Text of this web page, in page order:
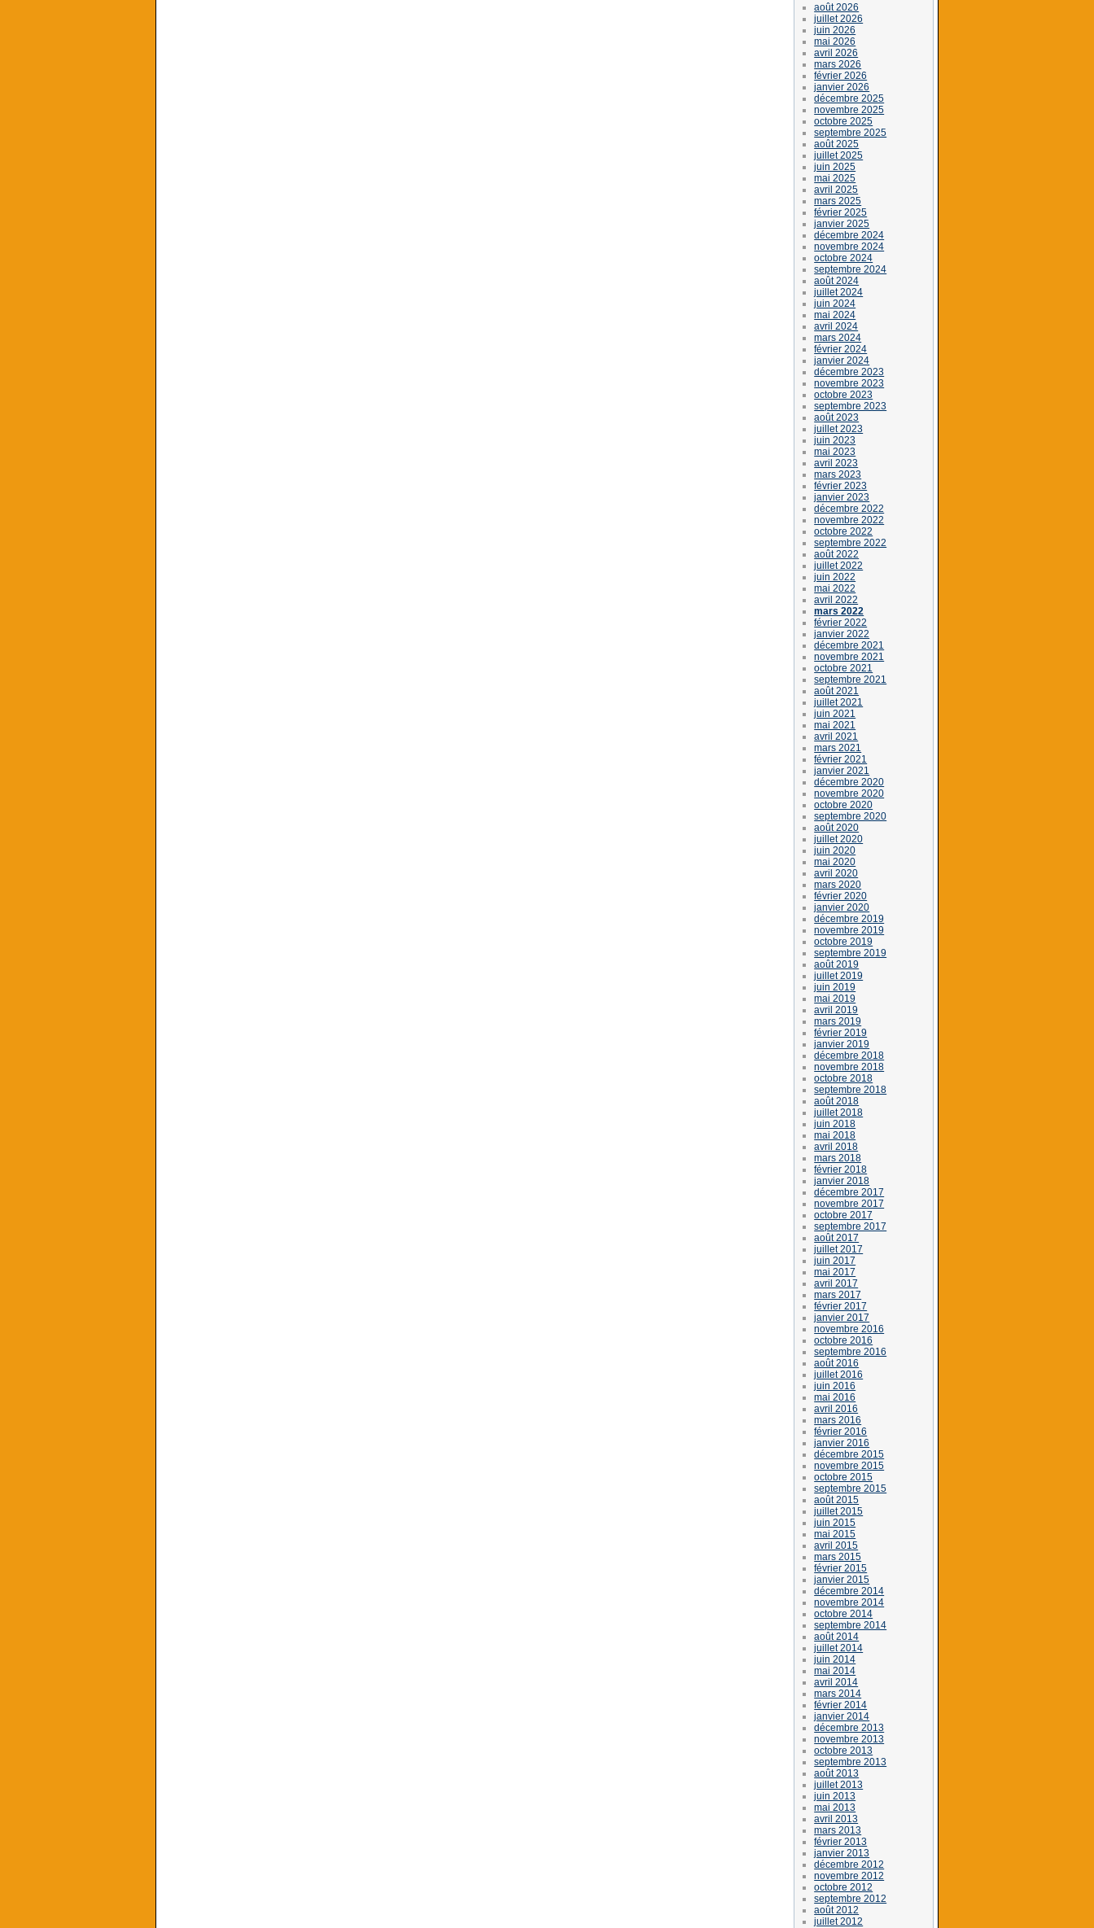
août 2026
juillet 2026
juin 2026
mai 2026
avril 2026
mars 2026
février 2026
janvier 2026
décembre 2025
novembre 2025
octobre 2025
septembre 2025
août 2025
juillet 2025
juin 2025
mai 2025
avril 2025
mars 2025
février 2025
janvier 2025
décembre 2024
novembre 2024
octobre 2024
septembre 2024
août 2024
juillet 2024
juin 2024
mai 2024
avril 2024
mars 2024
février 2024
janvier 2024
décembre 2023
novembre 2023
octobre 2023
septembre 2023
août 2023
juillet 2023
juin 2023
mai 2023
avril 2023
mars 2023
février 2023
janvier 2023
décembre 2022
novembre 2022
octobre 2022
septembre 2022
août 2022
juillet 2022
juin 2022
mai 2022
avril 2022
mars 2022
février 2022
janvier 2022
décembre 2021
novembre 2021
octobre 2021
septembre 2021
août 2021
juillet 2021
juin 2021
mai 2021
avril 2021
mars 2021
février 2021
janvier 2021
décembre 2020
novembre 2020
octobre 2020
septembre 2020
août 2020
juillet 2020
juin 2020
mai 2020
avril 2020
mars 2020
février 2020
janvier 2020
décembre 2019
novembre 2019
octobre 2019
septembre 2019
août 2019
juillet 2019
juin 2019
mai 2019
avril 2019
mars 2019
février 2019
janvier 2019
décembre 2018
novembre 2018
octobre 2018
septembre 2018
août 2018
juillet 2018
juin 2018
mai 2018
avril 2018
mars 2018
février 2018
janvier 2018
décembre 2017
novembre 2017
octobre 2017
septembre 2017
août 2017
juillet 2017
juin 2017
mai 2017
avril 2017
mars 2017
février 2017
janvier 2017
novembre 2016
octobre 2016
septembre 2016
août 2016
juillet 2016
juin 2016
mai 2016
avril 2016
mars 2016
février 2016
janvier 2016
décembre 2015
novembre 2015
octobre 2015
septembre 2015
août 2015
juillet 2015
juin 2015
mai 2015
avril 2015
mars 2015
février 2015
janvier 2015
décembre 2014
novembre 2014
octobre 2014
septembre 2014
août 2014
juillet 2014
juin 2014
mai 2014
avril 2014
mars 2014
février 2014
janvier 2014
décembre 2013
novembre 2013
octobre 2013
septembre 2013
août 2013
juillet 2013
juin 2013
mai 2013
avril 2013
mars 2013
février 2013
janvier 2013
décembre 2012
novembre 2012
octobre 2012
septembre 2012
août 2012
juillet 2012